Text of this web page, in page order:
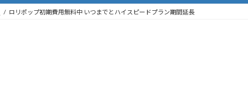
ロリポップ初期費用無料中 いつまでとハイスピードプラン期間延長